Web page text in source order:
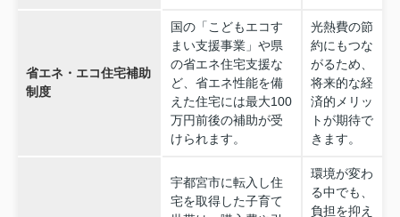
省エネ・エコ住宅補助
制度
国の「こどもエコす
まい支援事業」や県
の省エネ住宅支援な
ど、省エネ性能を備
えた住宅には最大100
万円前後の補助が受
けられます。
光熱費の節
約にもつな
がるため、
将来的な経
済的メリッ
トが期待で
きます。
宇都宮市に転入し住
宅を取得した子育て
環境が変わ
る中でも、
負担を抑え